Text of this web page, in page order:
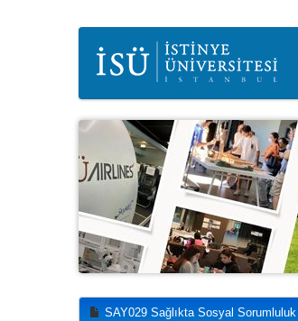
SAY029 Sağlıkta Sosyal Sorumluluk